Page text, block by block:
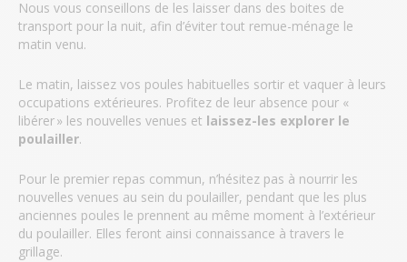
Nous vous conseillons de les laisser dans des boites de
transport pour la nuit, afin d’éviter tout remue-ménage le
matin venu.
Le matin, laissez vos poules habituelles sortir et vaquer à leurs
occupations extérieures. Profitez de leur absence pour «
libérer » les nouvelles venues et laissez-les explorer le
poulailler.
Pour le premier repas commun, n’hésitez pas à nourrir les
nouvelles venues au sein du poulailler, pendant que les plus
anciennes poules le prennent au même moment à l’extérieur
du poulailler. Elles feront ainsi connaissance à travers le
grillage.